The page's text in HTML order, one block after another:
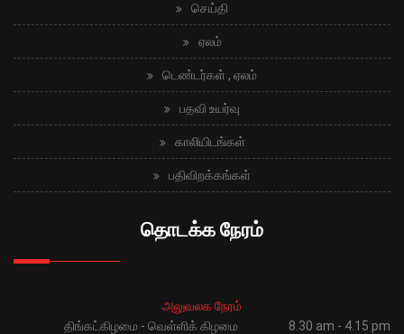
செய்தி
ஏலம்
டெண்டர்கள் , ஏலம்
பதவி உயர்வு
காலியிடங்கள்
பதிவிறக்கங்கள்
தொடக்க நேரம்
அலுவலக நேரம்
திங்கட்கிழமை - வெள்ளிக் கிழமை
8.30 am - 4.15 pm